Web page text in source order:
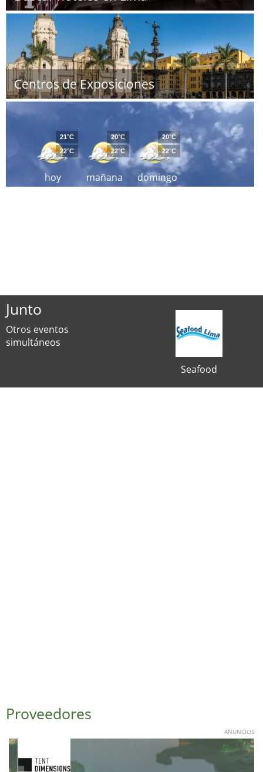
Centros de Exposiciones
hoy
21°C
22°C
mañana
20°C
22°C
domingo
20°C
22°C
Junto
Otros eventos
simultáneos
Seafood
Proveedores
ANUNCIOS